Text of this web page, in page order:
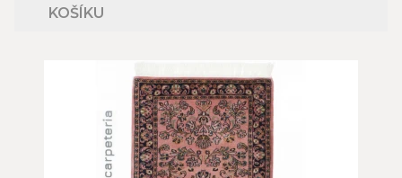
KOŠÍKU